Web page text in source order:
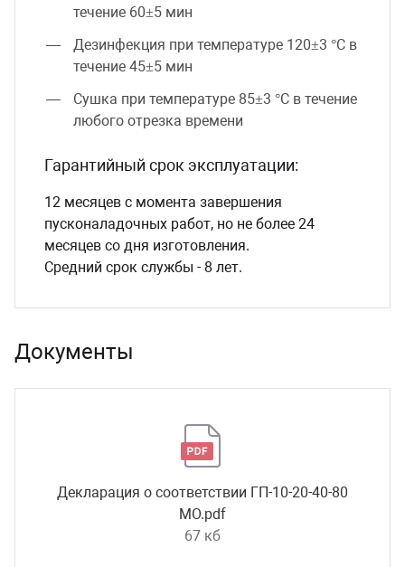
течение 60±5 мин
Дезинфекция при температуре 120±3 °C в
течение 45±5 мин
Сушка при температуре 85±3 °C в течение
любого отрезка времени
Гарантийный срок эксплуатации:
12 месяцев с момента завершения
пусконаладочных работ, но не более 24
месяцев со дня изготовления.
Средний срок службы - 8 лет.
Документы
Декларация о соответствии ГП-10-20-40-80
МО.pdf
67 кб